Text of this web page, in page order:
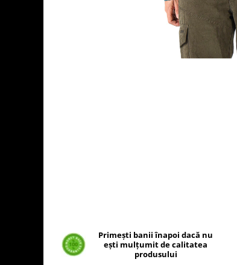
Parfumuri în Alcool
Primești banii înapoi dacă nu
ești mulțumit de calitatea
produsului